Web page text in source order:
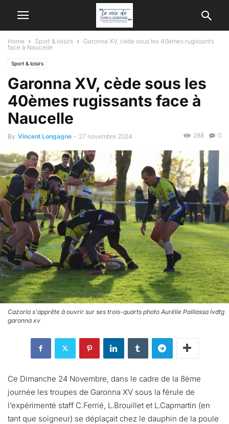
Home Sport & loisirs
Garonna XV, cède sous les 40èmes rugissants
face à Naucelle
Sport & loisirs
Garonna XV, cède sous les
40èmes rugissants face à
Naucelle
By Vincent Longagne - 27 novembre 2024 0
288
Cazorla s'apprête à ouvrir sur ses trois-quarts photo Aurélie Paillassa lvdtg
garonna xv
Ce Dimanche 24 Novembre, dans le cadre de la 8ème
journée les troupes de Garonna XV sous la férule de
l’expérimenté staff C.Ferrié, L.Brouillet et L.Capmartin (en
tant que soigneur) se déplaçait chez le dauphin de la poule